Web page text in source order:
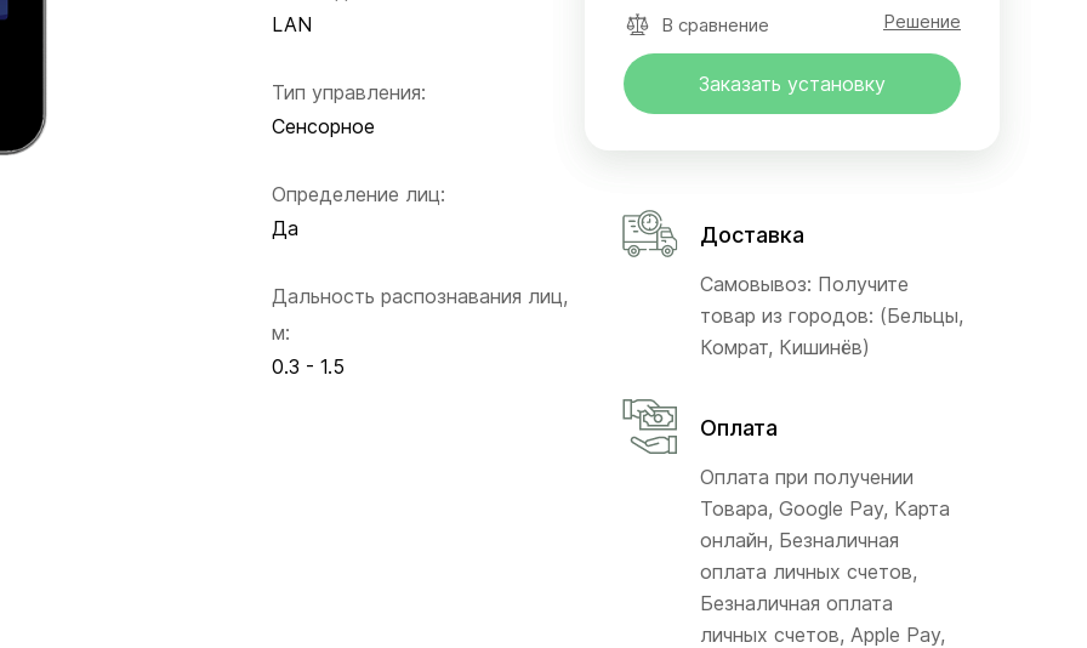
LAN
Тип управления:
Сенсорное
Определение лиц:
Да
Дальность распознавания лиц,
м:
0.3 - 1.5
В сравнение Решение
Заказать установку
Доставка
Самовывоз: Получите
товар из городов: (Бельцы,
Комрат, Кишинёв)
Оплата
Оплата при получении
Товара, Google Pay, Карта
онлайн, Безналичная
оплата личных счетов,
Безналичная оплата
личных счетов, Apple Pay,